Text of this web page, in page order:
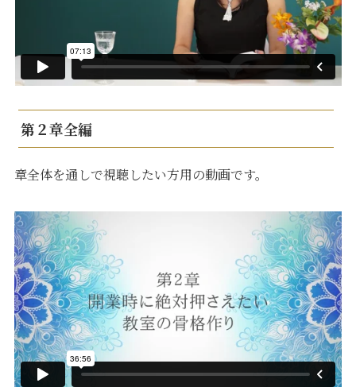
第２章全編
章全体を通しで視聴したい方用の動画です。